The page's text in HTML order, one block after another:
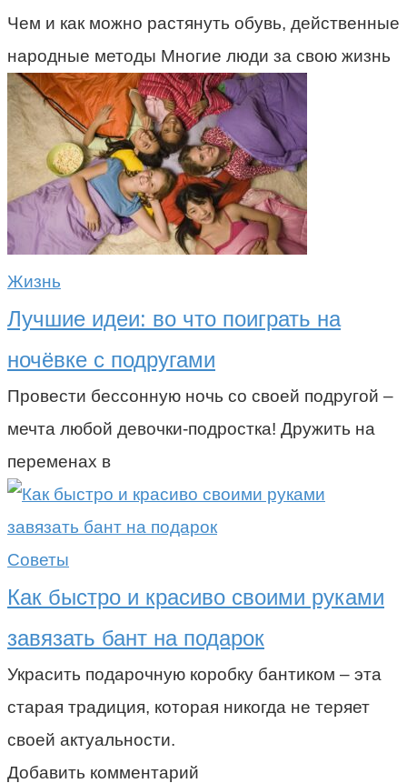
Чем и как можно растянуть обувь, действенные
народные методы Многие люди за свою жизнь
Жизнь
Лучшие идеи: во что поиграть на
ночёвке с подругами
Провести бессонную ночь со своей подругой –
мечта любой девочки-подростка! Дружить на
переменах в
Советы
Как быстро и красиво своими руками
завязать бант на подарок
Украсить подарочную коробку бантиком – эта
старая традиция, которая никогда не теряет
своей актуальности.
Добавить комментарий